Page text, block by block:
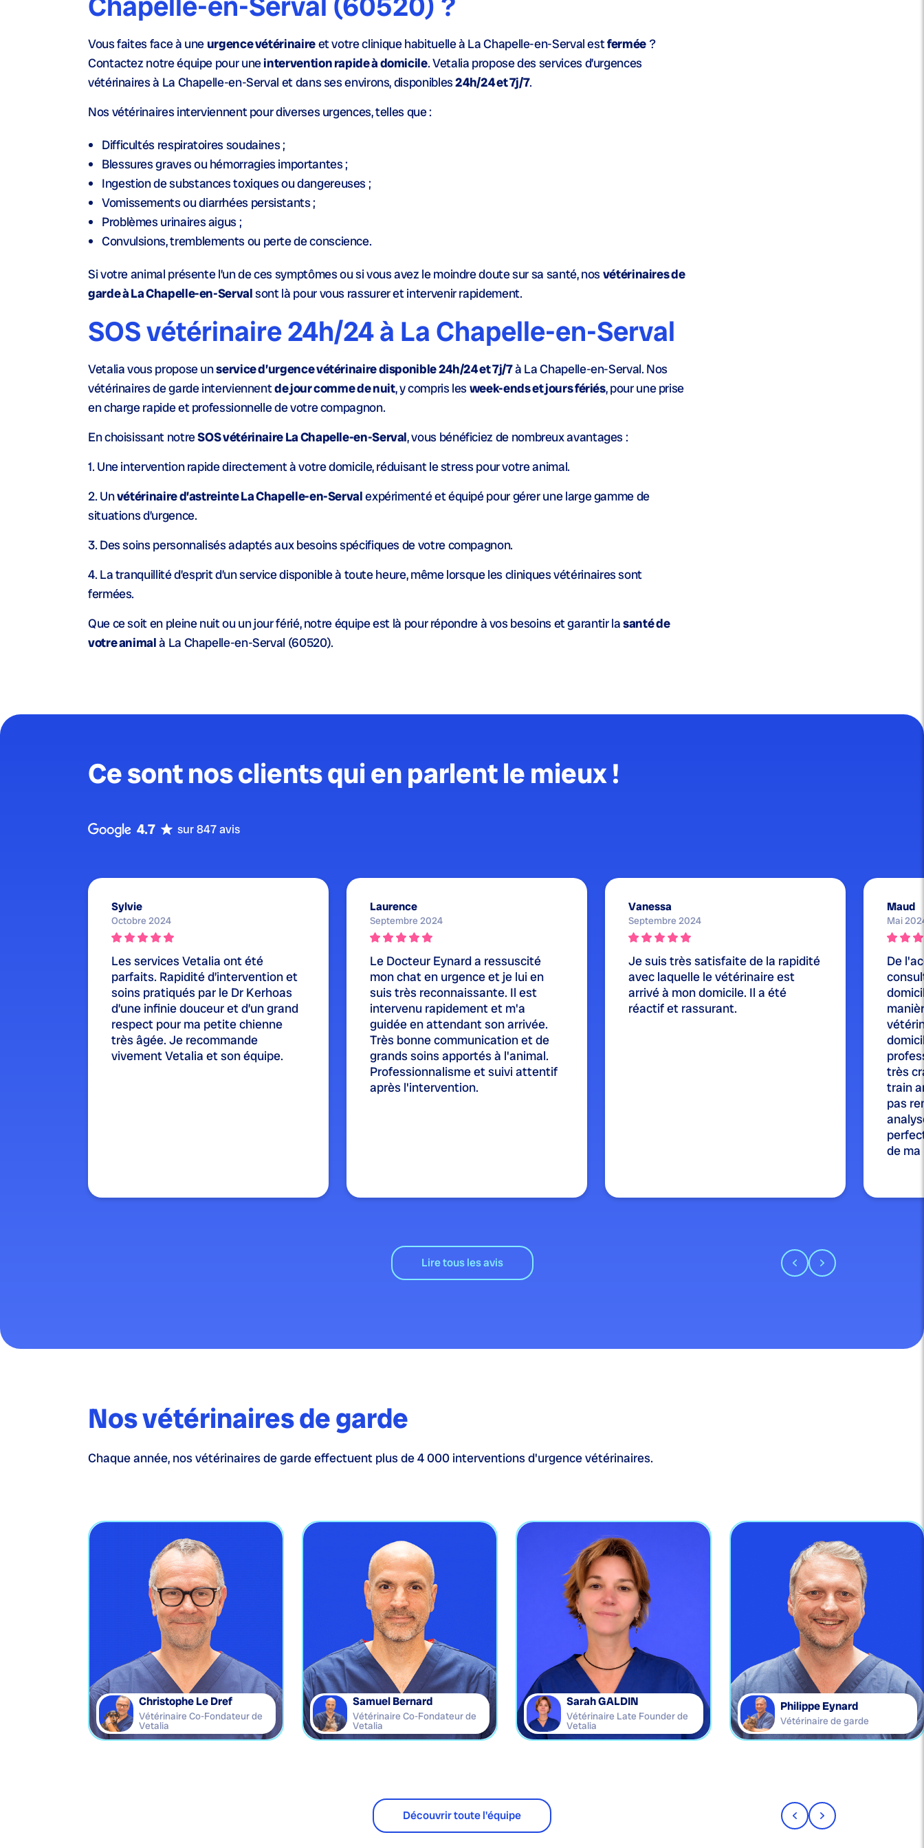
Vous faites face à une urgence vétérinaireet votre clinique habituelle à La Chapelle-en-Serval estfermée?
Contactez notre équipe pour uneintervention rapide à domicile. Vetalia propose des services d’urgences
vétérinaires à La Chapelle-en-Serval et dans ses environs, disponibles24h/24 et 7j/7.
Nos vétérinaires interviennent pour diverses urgences, telles que :
Difficultés respiratoires soudaines ;
Blessures graves ou hémorragies importantes ;
Ingestion de substances toxiques ou dangereuses ;
Vomissements ou diarrhées persistants ;
Problèmes urinaires aigus ;
Convulsions, tremblements ou perte de conscience.
Si votre animal présente l’un de ces symptômes ou si vous avez le moindre doute sur sa santé, nosvétérinaires de
garde à La Chapelle-en-Servalsont là pour vous rassurer et intervenir rapidement.
SOS vétérinaire 24h/24 à La Chapelle-en-Serval
Vetalia vous propose unservice d’urgence vétérinaire disponible 24h/24 et 7j/7à La Chapelle-en-Serval. Nos
vétérinaires de garde interviennentde jour comme de nuit, y compris lesweek-ends et jours fériés, pour une prise
en charge rapide et professionnelle de votre compagnon.
En choisissant notreSOS vétérinaire La Chapelle-en-Serval, vous bénéficiez de nombreux avantages :
1. Une intervention rapide directement à votre domicile, réduisant le stress pour votre animal.
2. Unvétérinaire d’astreinte La Chapelle-en-Servalexpérimenté et équipé pour gérer une large gamme de
situations d’urgence.
3. Des soins personnalisés adaptés aux besoins spécifiques de votre compagnon.
4. La tranquillité d’esprit d’un service disponible à toute heure, même lorsque les cliniques vétérinaires sont
fermées.
Que ce soit en pleine nuit ou un jour férié, notre équipe est là pour répondre à vos besoins et garantir lasanté de
votre animalà La Chapelle-en-Serval (60520).
Ce sont nos clients qui en parlent le mieux !
4.7 sur 847 avis
Sylvie
Octobre 2024
Les services Vetalia ont été
parfaits. Rapidité d’intervention et
soins pratiqués par le Dr Kerhoas
d’une infinie douceur et d’un grand
respect pour ma petite chienne
très âgée. Je recommande
vivement Vetalia et son équipe.
Laurence
Septembre 2024
Le Docteur Eynard a ressuscité
mon chat en urgence et je lui en
suis très reconnaissante. Il est
intervenu rapidement et m'a
guidée en attendant son arrivée.
Très bonne communication et de
grands soins apportés à l'animal.
Professionnalisme et suivi attentif
après l'intervention.
Vanessa
Septembre 2024
Je suis très satisfaite de la rapidité
avec laquelle le vétérinaire est
arrivé à mon domicile. Il a été
réactif et rassurant.
Maud
Mai
De
très
train
pas
de
Lire tous les avis
Nos vétérinaires de garde
Chaque année, nos vétérinaires de garde effectuent plus de 4 000 interventions d'urgence vétérinaires.
Christophe Le Dref
Vétérinaire Co-Fondateur de
Vetalia
Samuel Bernard
Vétérinaire Co-Fondateur de
Vetalia
Sarah GALDIN
Vétérinaire Late Founder de
Vetalia
Philippe Eynard
Vétérinaire de garde
Découvrir toute l'équipe